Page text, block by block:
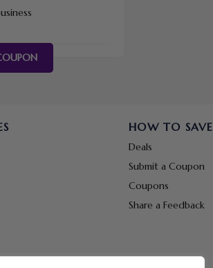
HOW TO SAVE
Deals
Submit a Coupon
Coupons
Share a Feedback